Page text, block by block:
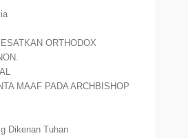
ORTHODOX
MAAF PADA ARCHBISHOP
Dikenan Tuhan